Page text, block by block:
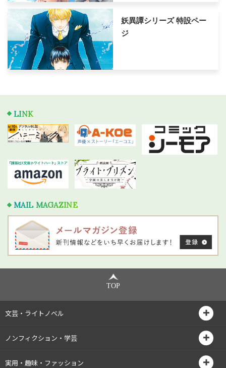
妖異譚シリーズ 特設ペー
ジ
LINK
MAIL MAGAZINE
TOP
文芸・ライトノベル
ノンフィクション・学芸
実用・趣味・ファッション